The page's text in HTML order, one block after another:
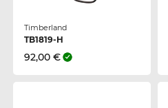
Timberland
TB1819-H
92,00 €